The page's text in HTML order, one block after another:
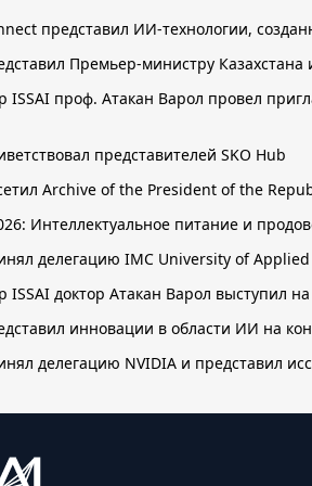
представил ИИ-технологии,
Премьер-министру
ISSAI проф. Атакан Варол провел
представителей SKO Hub
Archive of the President of the
Интеллектуальное питание и
делегацию IMC University of
ISSAI доктор Атакан Варол выступил на
инновации в области ИИ на
делегацию NVIDIA и представил